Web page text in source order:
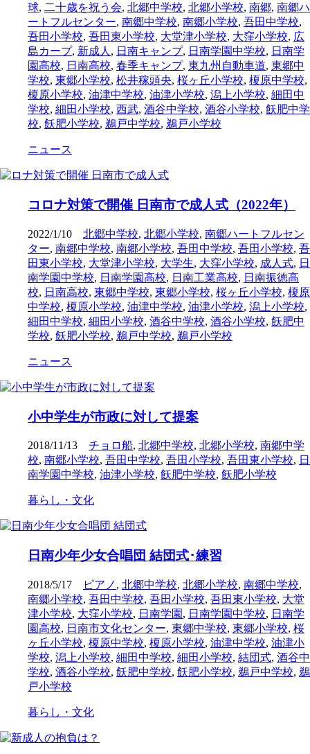
球, 二十歳を祝う会, 北郷中学校, 北郷小学校, 南郷, 南郷ハ
ートフルセンター, 南郷中学校, 南郷小学校, 吾田中学校,
吾田小学校, 吾田東小学校, 大堂津小学校, 大窪小学校, 広
島カープ, 新成人, 日南キャンプ, 日南学園中学校, 日南学
園高校, 日南高校, 春季キャンプ, 東九州自動車道, 東郷中
学校, 東郷小学校, 松井稼頭央, 桜ヶ丘小学校, 榎原中学校,
榎原小学校, 油津中学校, 油津小学校, 潟上小学校, 細田中
学校, 細田小学校, 西武, 酒谷中学校, 酒谷小学校, 飫肥中学
校, 飫肥小学校, 鵜戸中学校, 鵜戸小学校
ニュース
コロナ対策で開催 日南市で成人式（2022年）
2022/1/10 北郷中学校, 北郷小学校, 南郷ハートフルセン
ター, 南郷中学校, 南郷小学校, 吾田中学校, 吾田小学校, 吾
田東小学校, 大堂津小学校, 大学生, 大窪小学校, 成人式, 日
南学園中学校, 日南学園高校, 日南工業高校, 日南振徳高
校, 日南高校, 東郷中学校, 東郷小学校, 桜ヶ丘小学校, 榎原
中学校, 榎原小学校, 油津中学校, 油津小学校, 潟上小学校,
細田中学校, 細田小学校, 酒谷中学校, 酒谷小学校, 飫肥中
学校, 飫肥小学校, 鵜戸中学校, 鵜戸小学校
ニュース
小中学生が市政に対して提案
2018/11/13 チョロ船, 北郷中学校, 北郷小学校, 南郷中学
校, 南郷小学校, 吾田中学校, 吾田小学校, 吾田東小学校, 日
南学園中学校, 油津小学校, 飫肥中学校, 飫肥小学校
暮らし・文化
日南少年少女合唱団 結団式･練習
2018/5/17 ピアノ , 北郷中学校, 北郷小学校, 南郷中学校,
南郷小学校, 吾田中学校, 吾田小学校, 吾田東小学校, 大堂
津小学校, 大窪小学校, 日南学園 , 日南学園中学校, 日南学
園高校, 日南市文化センター, 東郷中学校, 東郷小学校, 桜
ヶ丘小学校, 榎原中学校, 榎原小学校, 油津中学校, 油津小
学校, 潟上小学校, 細田中学校, 細田小学校, 結団式, 酒谷中
学校, 酒谷小学校, 飫肥中学校, 飫肥小学校, 鵜戸中学校, 鵜
戸小学校
暮らし・文化